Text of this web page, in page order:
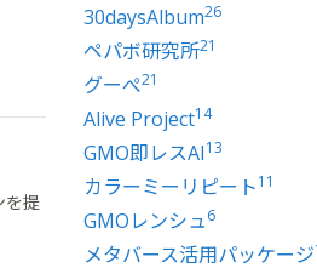
を提
30daysAlbum26
ペパボ研究所21
グーぺ21
Alive Project14
GMO即レスAI13
カラーミーリピート11
GMOレンシュ6
メタバース活用パッケージ